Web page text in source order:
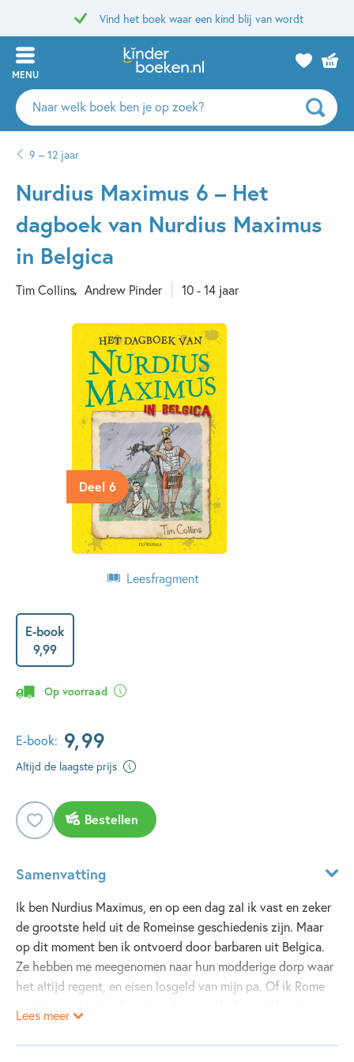
Vind het boek waar een kind blij van wordt
MENU
Zoeken
naar
auteurs
uitgevers
9 – 12 jaar
Nurdius Maximus 6 – Het
dagboek van Nurdius Maximus
in Belgica
Tim Collins Andrew Pinder 10 - 14 jaar
Deel 6
Leesfragment
E-book
9,99
Op voorraad
E-book: 9,99
Altijd de laagste prijs
Bestellen
Samenvatting
Ik ben Nurdius Maximus, en op een dag zal ik vast en zeker
de grootste held uit de Romeinse geschiedenis zijn. Maar
op dit moment ben ik ontvoerd door barbaren uit Belgica.
Ze hebben me meegenomen naar hun modderige dorp waar
het altijd regent, en eisen losgeld van mijn pa. Of ik Rome
zijn portemonnee te trekken… En geld uitgeven is zo
ongeveer zijn minst favoriete bezigheid. Misschien moet ik
Lees meer